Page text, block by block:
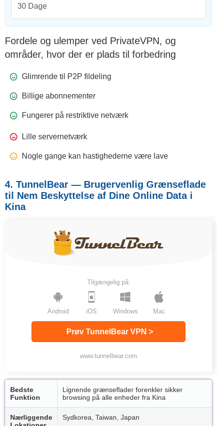
30 Dage
Fordele og ulemper ved PrivateVPN, og
områder, hvor der er plads til forbedring
Glimrende til P2P fildeling
Billige abonnementer
Fungerer på restriktive netværk
Lille servernetværk
Nogle gange kan hastighederne være lave
4. TunnelBear — Brugervenlig Grænseflade
til Nem Beskyttelse af Dine Online Data i
Kina
Tilgængelig på:
Windows Mac
Android iOS
Prøv TunnelBear VPN >
www.tunnelbear.com
Bedste
Funktion
Lignende grænseflader forenkler sikker
browsing på alle enheder fra Kina
Nærliggende
Sydkorea, Taiwan, Japan